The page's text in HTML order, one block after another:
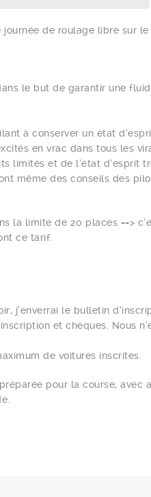
de roulage libre sur le
le but de garantir une
à conserver un état
en vrac dans tous les
limités et de l’état d’esprit
même des conseils des
la limite de 20 places ==>
ce tarif.
j’enverrai le bulletin
et chèques. Nous
de voitures inscrites.
pour la course, avec